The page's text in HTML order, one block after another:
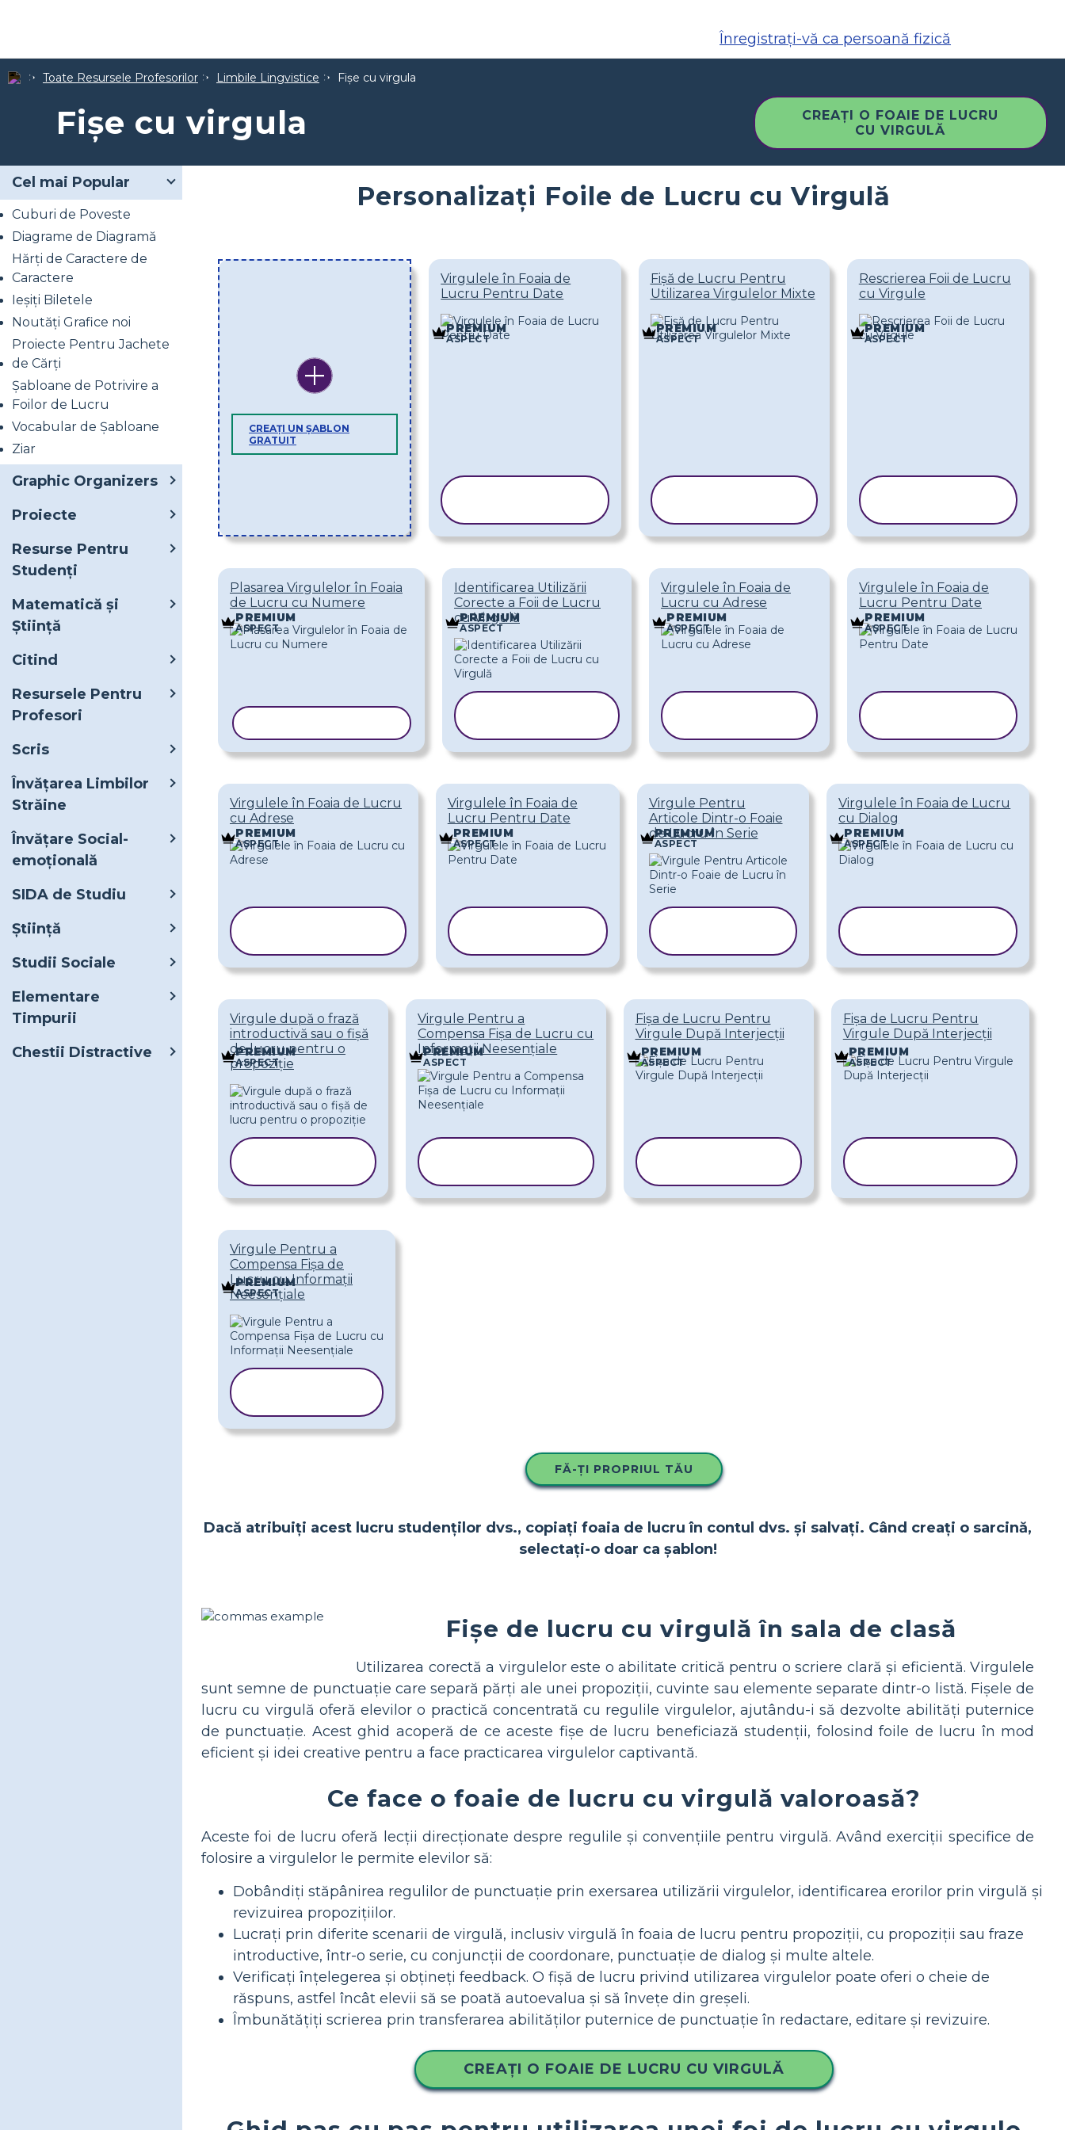
Înregistrați-vă ca persoană fizică
Toate Resursele Profesorilor Limbile Lingvistice Fișe cu virgula
Fișe cu virgula
CREAȚI O FOAIE DE LUCRU
CU VIRGULĂ
Cel mai Popular
Cuburi de Poveste
Diagrame de Diagramă
Hărți de Caractere de
Caractere
Ieșiți Biletele
Noutăți Grafice noi
Proiecte Pentru Jachete
de Cărți
Șabloane de Potrivire a
Foilor de Lucru
Vocabular de Șabloane
Ziar
Graphic Organizers
Proiecte
Resurse Pentru
Studenți
Matematică și
Știință
Citind
Resursele Pentru
Profesori
Scris
Învățarea Limbilor
Străine
Învățare Social-
emoțională
SIDA de Studiu
Ştiinţă
Studii Sociale
Elementare
Timpurii
Chestii Distractive
Personalizați Foile de Lucru cu Virgulă
CREAȚI UN ȘABLON
GRATUIT
Virgulele în Foaia de
Lucru Pentru Date
PREMIUM
ASPECT
Fișă de Lucru Pentru
Utilizarea Virgulelor Mixte
PREMIUM
ASPECT
Rescrierea Foii de Lucru
cu Virgule
PREMIUM
ASPECT
Plasarea Virgulelor în Foaia
de Lucru cu Numere
PREMIUM
ASPECT
Identificarea Utilizării
Corecte a Foii de Lucru
cu Virgulă
PREMIUM
ASPECT
Virgulele în Foaia de
Lucru cu Adrese
PREMIUM
ASPECT
Virgulele în Foaia de
Lucru Pentru Date
PREMIUM
ASPECT
Virgulele în Foaia de Lucru
cu Adrese
PREMIUM
ASPECT
Virgulele în Foaia de
Lucru Pentru Date
PREMIUM
ASPECT
Virgule Pentru
Articole Dintr-o Foaie
de Lucru în Serie
PREMIUM
ASPECT
Virgulele în Foaia de Lucru
cu Dialog
PREMIUM
ASPECT
Virgule după o frază
introductivă sau o fișă
de lucru pentru o
propoziție
PREMIUM
ASPECT
Virgule Pentru a
Compensa Fișa de Lucru cu
Informații Neesențiale
PREMIUM
ASPECT
Fișa de Lucru Pentru
Virgule După Interjecții
PREMIUM
ASPECT
Fișa de Lucru Pentru
Virgule După Interjecții
PREMIUM
ASPECT
Virgule Pentru a
Compensa Fișa de
Lucru cu Informații
Neesențiale
PREMIUM
ASPECT
FĂ-ȚI PROPRIUL TĂU
Dacă atribuiți acest lucru studenților dvs., copiați foaia de lucru în contul dvs. și salvați. Când creați o sarcină,
selectați-o doar ca șablon!
Fișe de lucru cu virgulă în sala de clasă
Utilizarea corectă a virgulelor este o abilitate critică pentru o scriere clară și eficientă. Virgulele
sunt semne de punctuație care separă părți ale unei propoziții, cuvinte sau elemente separate dintr-o listă. Fișele de
lucru cu virgulă oferă elevilor o practică concentrată cu regulile virgulelor, ajutându-i să dezvolte abilități puternice
de punctuație. Acest ghid acoperă de ce aceste fișe de lucru beneficiază studenții, folosind foile de lucru în mod
eficient și idei creative pentru a face practicarea virgulelor captivantă.
Ce face o foaie de lucru cu virgulă valoroasă?
Aceste foi de lucru oferă lecții direcționate despre regulile și convențiile pentru virgulă. Având exerciții specifice de
folosire a virgulelor le permite elevilor să:
Dobândiți stăpânirea regulilor de punctuație prin exersarea utilizării virgulelor, identificarea erorilor prin virgulă și
revizuirea propozițiilor.
Lucrați prin diferite scenarii de virgulă, inclusiv virgulă în foaia de lucru pentru propoziții, cu propoziții sau fraze
introductive, într-o serie, cu conjuncții de coordonare, punctuație de dialog și multe altele.
Verificați înțelegerea și obțineți feedback. O fișă de lucru privind utilizarea virgulelor poate oferi o cheie de
răspuns, astfel încât elevii să se poată autoevalua și să învețe din greșeli.
Îmbunătățiți scrierea prin transferarea abilităților puternice de punctuație în redactare, editare și revizuire.
CREAȚI O FOAIE DE LUCRU CU VIRGULĂ